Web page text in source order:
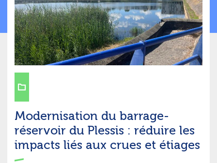
Modernisation du barrage-
réservoir du Plessis : réduire les
impacts liés aux crues et étiages